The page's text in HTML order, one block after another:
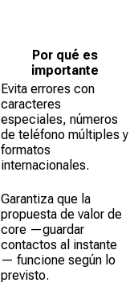
Por qué es
importante
Evita errores con
caracteres
especiales, números
de teléfono múltiples y
formatos
internacionales.
Garantiza que la
propuesta de valor de
core —guardar
contactos al instante
— funcione según lo
previsto.